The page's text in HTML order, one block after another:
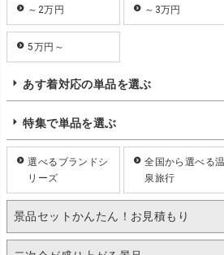
～2万円 ～3万円
5万円～
あす着対応の単品を選ぶ
特集で単品を選ぶ
選べるブランドシ
リーズ
全国から選べる温
泉旅行
景品セットかんたん！お見積もり